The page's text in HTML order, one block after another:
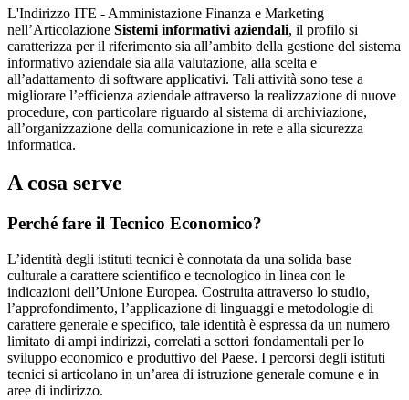
L'Indirizzo ITE - Amministazione Finanza e Marketing
nell’Articolazione Sistemi informativi aziendali, il profilo si
caratterizza per il riferimento sia all’ambito della gestione del sistema
informativo aziendale sia alla valutazione, alla scelta e
all’adattamento di software applicativi. Tali attività sono tese a
migliorare l’efficienza aziendale attraverso la realizzazione di nuove
procedure, con particolare riguardo al sistema di archiviazione,
all’organizzazione della comunicazione in rete e alla sicurezza
informatica.
A cosa serve
Perché fare il Tecnico Economico?
L’identità degli istituti tecnici è connotata da una solida base
culturale a carattere scientifico e tecnologico in linea con le
indicazioni dell’Unione Europea. Costruita attraverso lo studio,
l’approfondimento, l’applicazione di linguaggi e metodologie di
carattere generale e specifico, tale identità è espressa da un numero
limitato di ampi indirizzi, correlati a settori fondamentali per lo
sviluppo economico e produttivo del Paese. I percorsi degli istituti
tecnici si articolano in un’area di istruzione generale comune e in
aree di indirizzo.